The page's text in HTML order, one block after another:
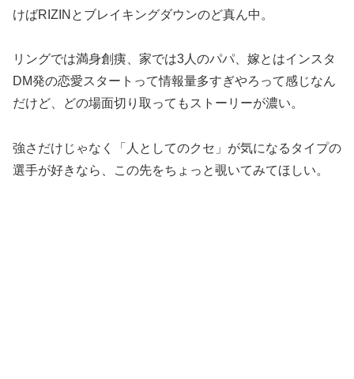
けばRIZINとブレイキングダウンのど真ん中。
リングでは満身創痍、家では3人のパパ、嫁とはインスタ
DM発の恋愛スタートって情報量多すぎやろって感じなん
だけど、どの場面切り取ってもストーリーが濃い。
強さだけじゃなく「人としてのクセ」が気になるタイプの
選手が好きなら、この先をちょっと覗いてみてほしい。